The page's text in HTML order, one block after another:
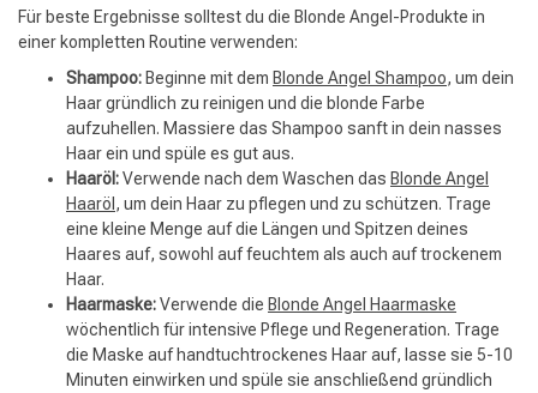
Für beste Ergebnisse solltest du die Blonde Angel-Produkte in
einer kompletten Routine verwenden:
Shampoo: Beginne mit dem Blonde Angel Shampoo, um dein
Haar gründlich zu reinigen und die blonde Farbe
aufzuhellen. Massiere das Shampoo sanft in dein nasses
Haar ein und spüle es gut aus.
Haaröl:Verwende nach dem Waschen das Blonde Angel
Haaröl , um dein Haar zu pflegen und zu schützen. Trage
eine kleine Menge auf die Längen und Spitzen deines
Haares auf, sowohl auf feuchtem als auch auf trockenem
Haar.
Haarmaske:Verwende die Blonde Angel Haarmaske
wöchentlich für intensive Pflege und Regeneration. Trage
die Maske auf handtuchtrockenes Haar auf, lasse sie 5-10
Minuten einwirken und spüle sie anschließend gründlich